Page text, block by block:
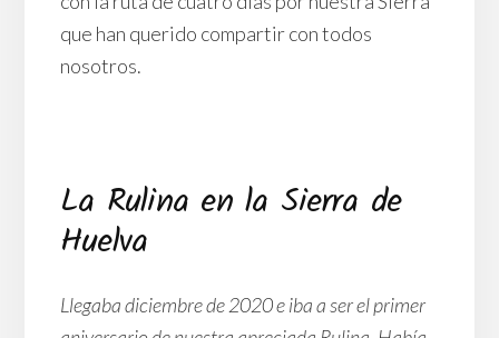
que han querido compartir con todos
nosotros.
La Rulina en la Sierra de
Huelva
Llegaba diciembre de 2020 e iba a ser el primer